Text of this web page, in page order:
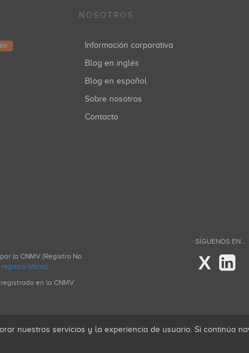
NOSOTROS
Información corporativa
Blog en inglés
Blog en español
Sobre nosotros
Contacto
la CNMV (Registro No.
oficial
en la CNMV
SÍGUENOS EN...
X
nuestros servicios y la experiencia de usuario. Si continúa